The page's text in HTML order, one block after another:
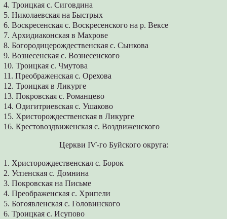
4. Троицкая с. Сиговдина
5. Николаевская на Быстрых
6. Воскресенская с. Воскресенского на р. Вексе
7. Архидиаконская в Махрове
8. Богородицерождественская с. Сынкова
9. Вознесенская с. Вознесенского
10. Троицкая с. Чмутова
11. Преображенская с. Орехова
12. Троицкая в Ликурге
13. Покровская с. Романцево
14. Одигитриевская с. Ушаково
15. Христорождественская в Ликурге
16. Крестовоздвиженская с. Воздвиженского
Церкви ІѴ-го Буйского округа:
1. Христорождественскал с. Борок
2. Успенская с. Домнина
3. Покровская на Письме
4. Преображенская с. Хрипели
5. Богоявленская с. Головинского
6. Троицкая с. Исупово